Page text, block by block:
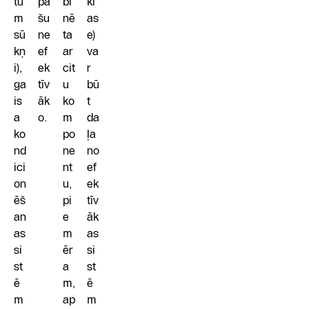
m
sū
kņ
i),
ga
is
a
ko
nd
ici
on
ēš
an
as
si
st
ē
m
šu
ne
ef
ek
tīv
āk
o.
nē
ta
ar
cit
u
ko
m
po
ne
nt
u,
pi
e
m
ēr
a
m,
ap
as
e)
va
r
bū
t
da
ļa
no
ef
ek
tīv
āk
as
si
st
ē
m